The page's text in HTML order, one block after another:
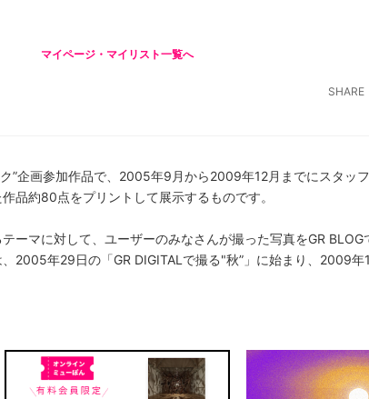
マイページ・マイリスト一覧へ
SHARE
”企画参加作品で、2005年9月から2009年12月までにスタッ
品約80点をプリントして展示するものです。
ーマに対して、ユーザーのみなさんが撮った写真をGR
2005年29日の「GR DIGITALで撮る"秋”」に始まり、2009年